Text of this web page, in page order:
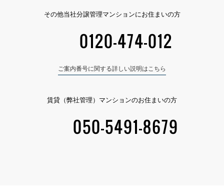
その他当社分譲管理マンションにお住まいの方
0120-474-012
ご案内番号に関する詳しい説明はこちら
賃貸（弊社管理）マンションのお住まいの方
050-5491-8679